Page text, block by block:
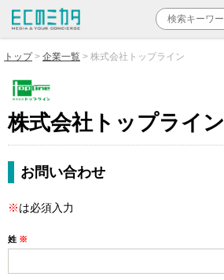
トップ 企業一覧 株式会社トップライン
株式会社トップライン
お問い合わせ
※は必須入力
姓 ※